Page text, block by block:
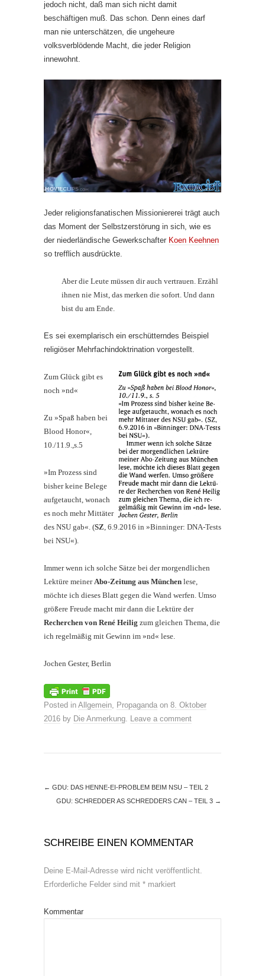
jedoch nicht, daß man sich nicht damit
beschäftigen muß. Das schon. Denn eines darf
man nie unterschätzen, die ungeheure
volksverblödende Macht, die jeder Religion
innewohnt.
Jeder religionsfanatischen Missioniererei trägt auch
das Moment der Selbstzerstörung in sich, wie es
der niederländische Gewerkschafter Koen Keehnen
so trefflich ausdrückte.
Aber die Leute müssen dir auch vertrauen. Erzähl
ihnen nie Mist, das merken die sofort. Und dann
bist du am Ende.
Es sei exemplarisch ein erschütterndes Beispiel
religiöser Mehrfachindoktrination vorgestellt.
Zum Glück gibt es
noch »nd«
Zu »Spaß haben bei
Blood Honor«,
10./11.9.,s.5
»Im Prozess sind
bisher keine Belege
aufgetaucht, wonach
es noch mehr Mittäter
des NSU gab«. (SZ , 6.9.2016 in »Binninger: DNA­-Tests
bei NSU«).
Immer wenn ich solche Sätze bei der morgendlichen
Lektüre meiner Abo-­Zeitung aus München lese,
möchte ich dieses Blatt gegen die Wand werfen. Umso
größere Freude macht mir dann die Lektüre der
Recherchen von René Heilig zum gleichen Thema, die
ich regelmäßig mit Gewinn im »nd« lese.
Jochen Gester, Berlin
Posted in Allgemein, Propaganda on 8. Oktober
2016 by Die Anmerkung. Leave a comment
← GDU: DAS HENNE-EI-PROBLEM BEIM NSU – TEIL 2
GDU: SCHREDDER AS SCHREDDERS CAN – TEIL 3 →
SCHREIBE EINEN KOMMENTAR
Deine E-Mail-Adresse wird nicht veröffentlicht.
Erforderliche Felder sind mit * markiert
Kommentar